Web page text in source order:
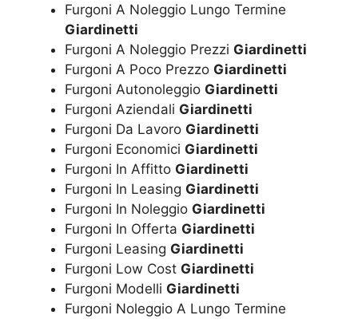
Furgoni A Noleggio Lungo Termine
Giardinetti
Furgoni A Noleggio Prezzi Giardinetti
Furgoni A Poco Prezzo Giardinetti
Furgoni Autonoleggio Giardinetti
Furgoni Aziendali Giardinetti
Furgoni Da Lavoro Giardinetti
Furgoni Economici Giardinetti
Furgoni In Affitto Giardinetti
Furgoni In Leasing Giardinetti
Furgoni In Noleggio Giardinetti
Furgoni In Offerta Giardinetti
Furgoni Leasing Giardinetti
Furgoni Low Cost Giardinetti
Furgoni Modelli Giardinetti
Furgoni Noleggio A Lungo Termine